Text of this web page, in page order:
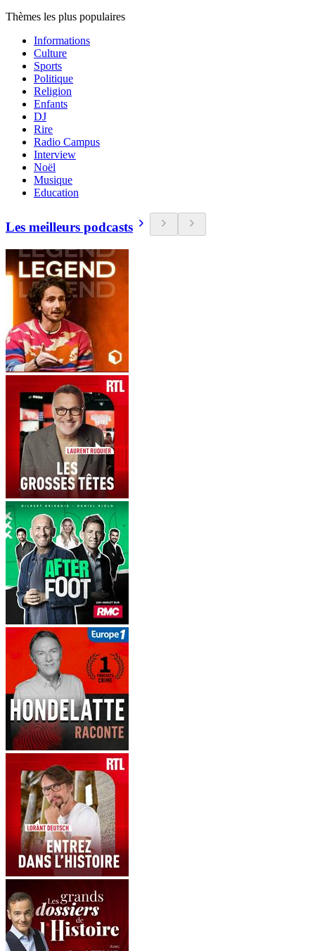
Thèmes les plus populaires
Informations
Culture
Sports
Politique
Religion
Enfants
DJ
Rire
Radio Campus
Interview
Noël
Musique
Education
Les meilleurs podcasts